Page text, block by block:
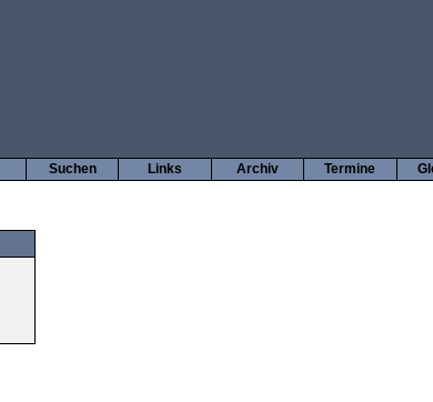
Termine
Archiv
Links
Suchen